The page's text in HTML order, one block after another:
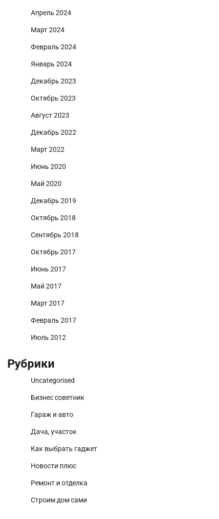
Апрель 2024
Март 2024
Февраль 2024
Январь 2024
Декабрь 2023
Октябрь 2023
Август 2023
Декабрь 2022
Март 2022
Июнь 2020
Май 2020
Декабрь 2019
Октябрь 2018
Сентябрь 2018
Октябрь 2017
Июнь 2017
Май 2017
Март 2017
Февраль 2017
Июль 2012
Рубрики
Uncategorised
Бизнес советник
Гараж и авто
Дача, участок
Как выбрать гаджет
Новости плюс
Ремонт и отделка
Строим дом сами